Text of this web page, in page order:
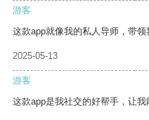
游客
这款app就像我的私人导师，带领
2025-05-13
游客
这款app是我社交的好帮手，让我